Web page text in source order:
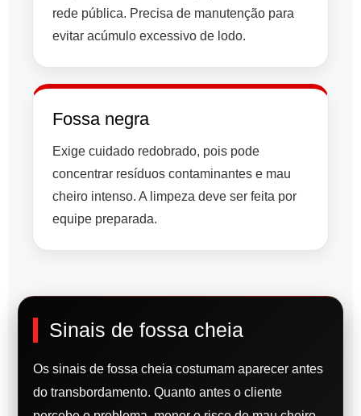
rede pública. Precisa de manutenção para
evitar acúmulo excessivo de lodo.
Fossa negra
Exige cuidado redobrado, pois pode
concentrar resíduos contaminantes e mau
cheiro intenso. A limpeza deve ser feita por
equipe preparada.
Sinais de fossa cheia
Os sinais de fossa cheia costumam aparecer antes
do transbordamento. Quanto antes o cliente